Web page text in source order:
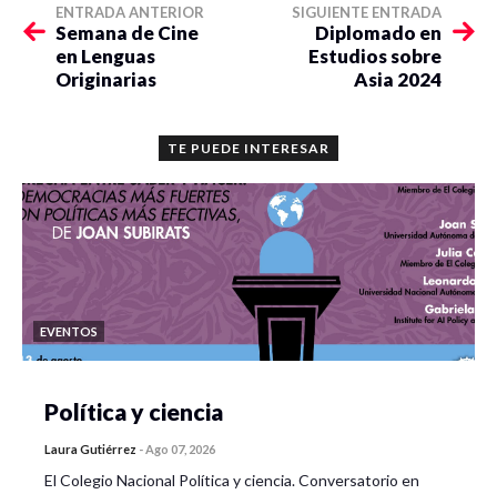
ENTRADA ANTERIOR
Semana de Cine
en Lenguas
Originarias
SIGUIENTE ENTRADA
Diplomado en
Estudios sobre
Asia 2024
TE PUEDE INTERESAR
EVENTOS
Política y ciencia
Laura Gutiérrez -Ago 07, 2026
El Colegio Nacional Política y ciencia. Conversatorio en